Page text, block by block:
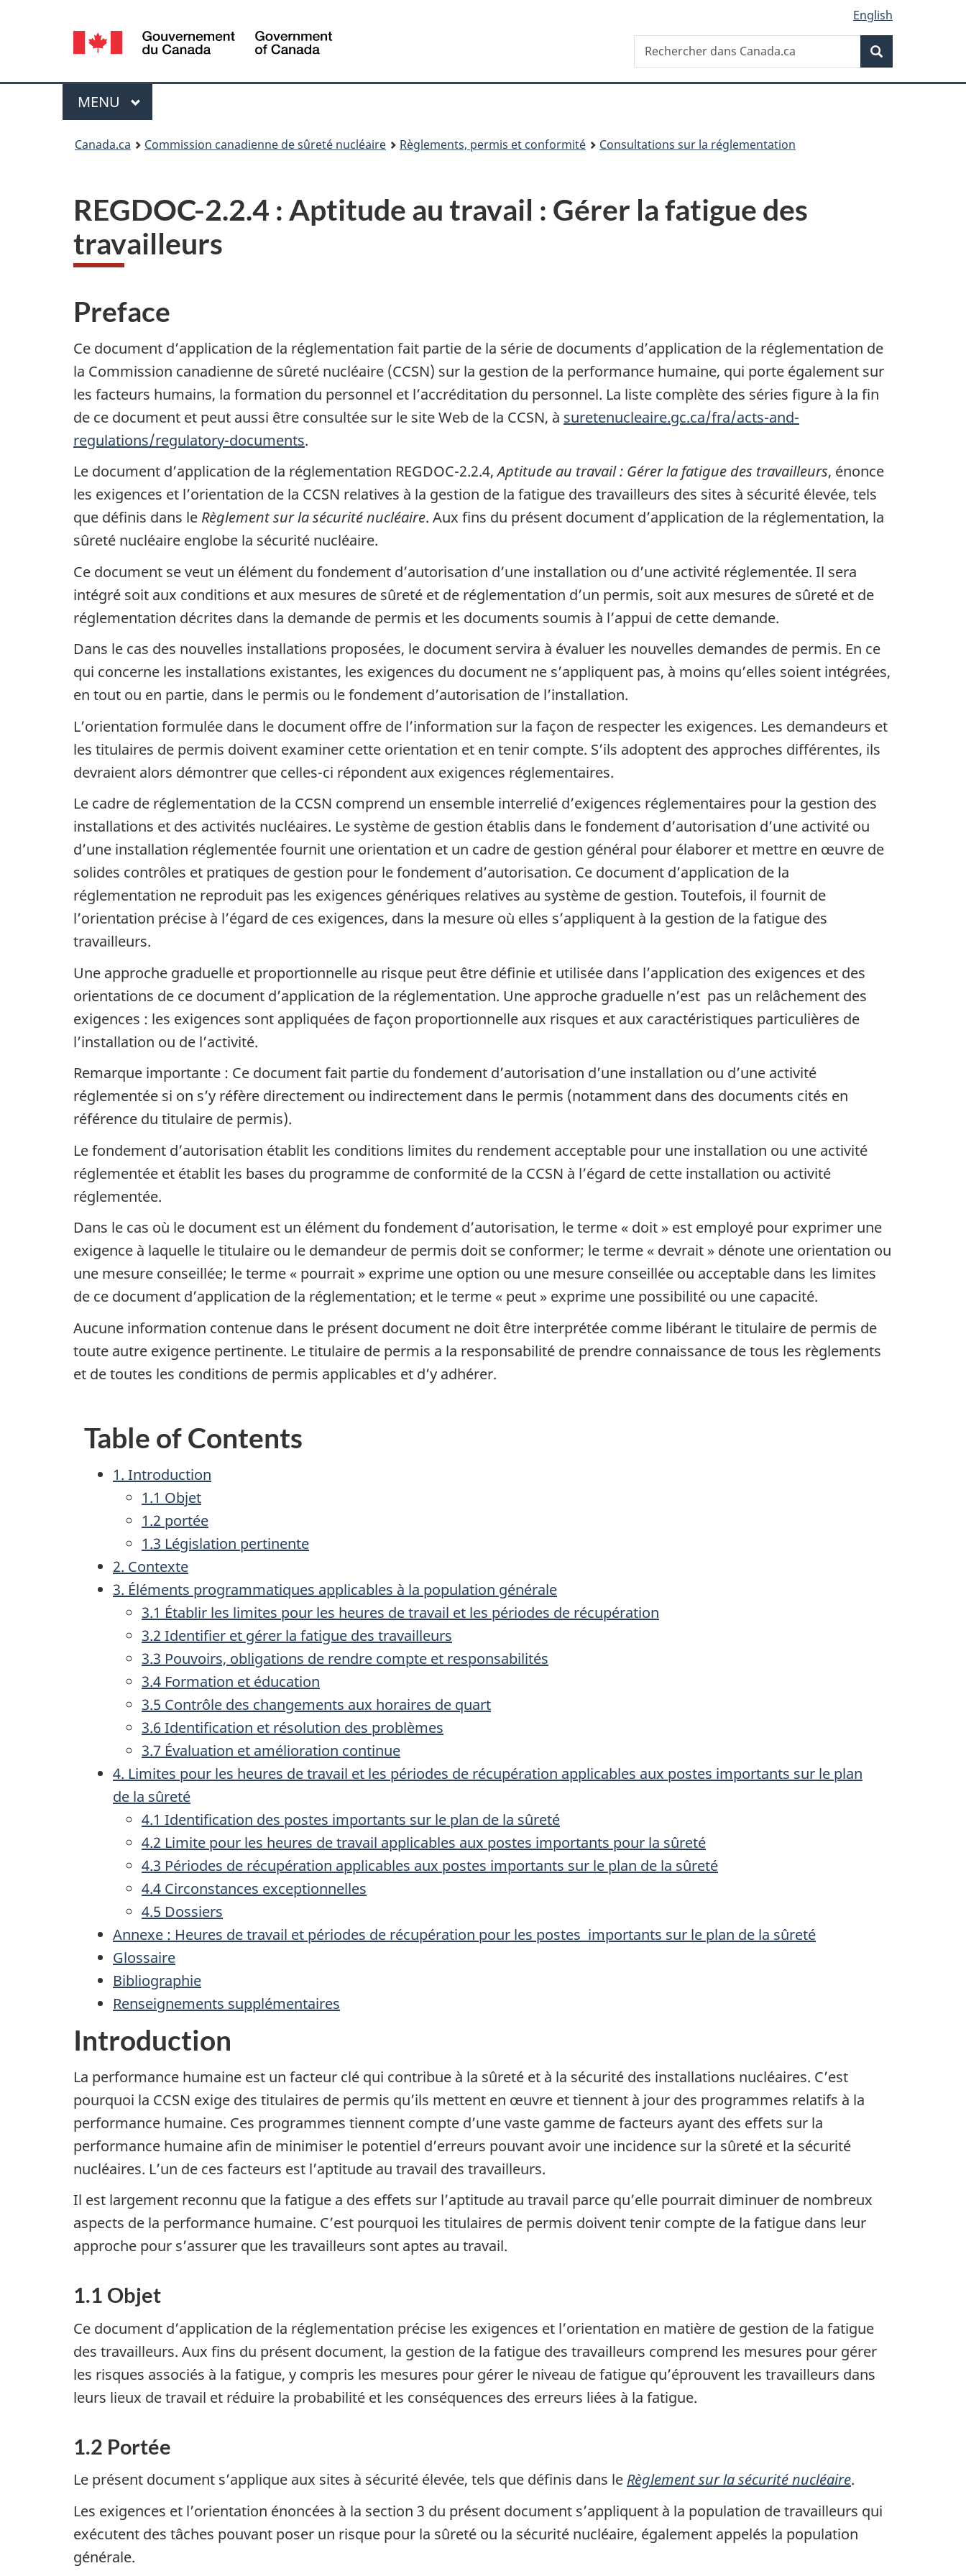
de
Sélection
de
la
langue
English
Canada
Recherche
Rechercher
dans
Menu
MENU PRINCIPAL
Canada.ca Commission canadienne de sûreté nucléaire Règlements, permis et conformité Consultations sur la réglementation
REGDOC-2.2.4 : Aptitude au travail : Gérer la fatigue des
travailleurs
Preface
Ce document d’application de la réglementation fait partie de la série de documents d’application de la réglementation de
la Commission canadienne de sûreté nucléaire (CCSN) sur la gestion de la performance humaine, qui porte également sur
les facteurs humains, la formation du personnel et l’accréditation du personnel. La liste complète des séries figure à la fin
de ce document et peut aussi être consultée sur le site Web de la CCSN, à suretenucleaire.gc.ca/fra/acts-and-
regulations/regulatory-documents.
Le document d’application de la réglementation REGDOC-2.2.4,Aptitude au travail : Gérer la fatigue des travailleurs, énonce
les exigences et l’orientation de la CCSN relatives à la gestion de la fatigue des travailleurs des sites à sécurité élevée, tels
que définis dans le Règlement sur la sécurité nucléaire. Aux fins du présent document d’application de la réglementation, la
sûreté nucléaire englobe la sécurité nucléaire.
Ce document se veut un élément du fondement d’autorisation d’une installation ou d’une activité réglementée. Il sera
intégré soit aux conditions et aux mesures de sûreté et de réglementation d’un permis, soit aux mesures de sûreté et de
réglementation décrites dans la demande de permis et les documents soumis à l’appui de cette demande.
Dans le cas des nouvelles installations proposées, le document servira à évaluer les nouvelles demandes de permis. En ce
qui concerne les installations existantes, les exigences du document ne s’appliquent pas, à moins qu’elles soient intégrées,
en tout ou en partie, dans le permis ou le fondement d’autorisation de l’installation.
L’orientation formulée dans le document offre de l’information sur la façon de respecter les exigences. Les demandeurs et
les titulaires de permis doivent examiner cette orientation et en tenir compte. S’ils adoptent des approches différentes, ils
devraient alors démontrer que celles-ci répondent aux exigences réglementaires.
Le cadre de réglementation de la CCSN comprend un ensemble interrelié d’exigences réglementaires pour la gestion des
installations et des activités nucléaires. Le système de gestion établis dans le fondement d’autorisation d’une activité ou
d’une installation réglementée fournit une orientation et un cadre de gestion général pour élaborer et mettre en œuvre de
solides contrôles et pratiques de gestion pour le fondement d’autorisation. Ce document d’application de la
réglementation ne reproduit pas les exigences génériques relatives au système de gestion. Toutefois, il fournit de
l’orientation précise à l’égard de ces exigences, dans la mesure où elles s’appliquent à la gestion de la fatigue des
travailleurs.
Une approche graduelle et proportionnelle au risque peut être définie et utilisée dans l’application des exigences et des
orientations de ce document d’application de la réglementation. Une approche graduelle n’est pas un relâchement des
exigences : les exigences sont appliquées de façon proportionnelle aux risques et aux caractéristiques particulières de
l’installation ou de l’activité.
Remarque importante : Ce document fait partie du fondement d’autorisation d’une installation ou d’une activité
réglementée si on s’y réfère directement ou indirectement dans le permis (notamment dans des documents cités en
référence du titulaire de permis).
Le fondement d’autorisation établit les conditions limites du rendement acceptable pour une installation ou une activité
réglementée et établit les bases du programme de conformité de la CCSN à l’égard de cette installation ou activité
réglementée.
Dans le cas où le document est un élément du fondement d’autorisation, le terme « doit » est employé pour exprimer une
exigence à laquelle le titulaire ou le demandeur de permis doit se conformer; le terme « devrait » dénote une orientation ou
une mesure conseillée; le terme « pourrait » exprime une option ou une mesure conseillée ou acceptable dans les limites
de ce document d’application de la réglementation; et le terme « peut » exprime une possibilité ou une capacité.
Aucune information contenue dans le présent document ne doit être interprétée comme libérant le titulaire de permis de
toute autre exigence pertinente. Le titulaire de permis a la responsabilité de prendre connaissance de tous les règlements
et de toutes les conditions de permis applicables et d’y adhérer.
Table of Contents
1. Introduction
1.1 Objet
1.2 portée
1.3 Législation pertinente
2. Contexte
3. Éléments programmatiques applicables à la population générale
3.1 Établir les limites pour les heures de travail et les périodes de récupération
3.2 Identifier et gérer la fatigue des travailleurs
3.3 Pouvoirs, obligations de rendre compte et responsabilités
3.4 Formation et éducation
3.5 Contrôle des changements aux horaires de quart
3.6 Identification et résolution des problèmes
3.7 Évaluation et amélioration continue
4. Limites pour les heures de travail et les périodes de récupération applicables aux postes importants sur le plan
de la sûreté
4.1 Identification des postes importants sur le plan de la sûreté
4.2 Limite pour les heures de travail applicables aux postes importants pour la sûreté
4.3 Périodes de récupération applicables aux postes importants sur le plan de la sûreté
4.4 Circonstances exceptionnelles
4.5 Dossiers
Annexe : Heures de travail et périodes de récupération pour les postes importants sur le plan de la sûreté
Glossaire
Bibliographie
Renseignements supplémentaires
Introduction
La performance humaine est un facteur clé qui contribue à la sûreté et à la sécurité des installations nucléaires. C’est
pourquoi la CCSN exige des titulaires de permis qu’ils mettent en œuvre et tiennent à jour des programmes relatifs à la
performance humaine. Ces programmes tiennent compte d’une vaste gamme de facteurs ayant des effets sur la
performance humaine afin de minimiser le potentiel d’erreurs pouvant avoir une incidence sur la sûreté et la sécurité
nucléaires. L’un de ces facteurs est l’aptitude au travail des travailleurs.
Il est largement reconnu que la fatigue a des effets sur l’aptitude au travail parce qu’elle pourrait diminuer de nombreux
aspects de la performance humaine. C’est pourquoi les titulaires de permis doivent tenir compte de la fatigue dans leur
approche pour s’assurer que les travailleurs sont aptes au travail.
1.1 Objet
Ce document d’application de la réglementation précise les exigences et l’orientation en matière de gestion de la fatigue
des travailleurs. Aux fins du présent document, la gestion de la fatigue des travailleurs comprend les mesures pour gérer
les risques associés à la fatigue, y compris les mesures pour gérer le niveau de fatigue qu’éprouvent les travailleurs dans
leurs lieux de travail et réduire la probabilité et les conséquences des erreurs liées à la fatigue.
1.2 Portée
Le présent document s’applique aux sites à sécurité élevée, tels que définis dans le Règlement sur la sécurité nucléaire.
Les exigences et l’orientation énoncées à la section 3 du présent document s’appliquent à la population de travailleurs qui
exécutent des tâches pouvant poser un risque pour la sûreté ou la sécurité nucléaire, également appelés la population
générale.